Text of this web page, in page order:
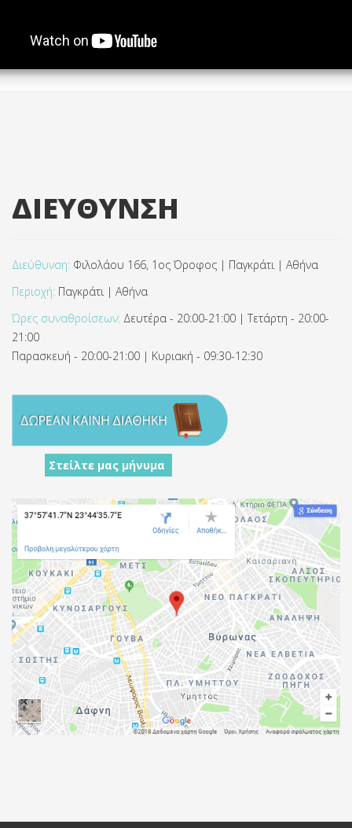
ΔΙΕΥΘΥΝΣΗ
Διεύθυνση: Φιλολάου 166, 1ος Όροφος | Παγκράτι | Αθήνα
Περιοχή: Παγκράτι | Αθήνα
Ώρες συναθροίσεων: Δευτέρα - 20:00-21:00 | Τετάρτη - 20:00-
21:00
Παρασκευή - 20:00-21:00 | Κυριακή - 09:30-12:30
Στείλτε μας μήνυμα